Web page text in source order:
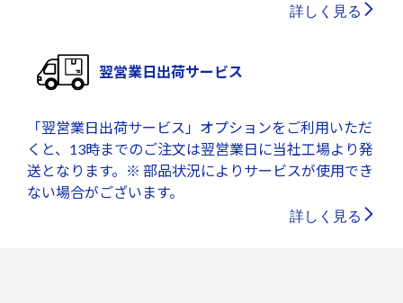
詳しく見る
翌営業日出荷サービス
「翌営業日出荷サービス」オプションをご利用いただ
くと、13時までのご注文は翌営業日に当社工場より発
送となります。※ 部品状況によりサービスが使用でき
ない場合がございます。
詳しく見る